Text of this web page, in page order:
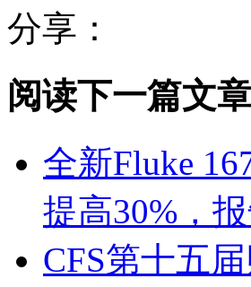
分享：
阅读下一篇文章
全新Fluke
提高30%，
CFS第十五